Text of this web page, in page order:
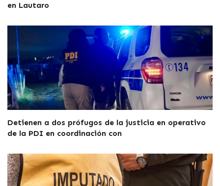
en Lautaro
Detienen a dos prófugos de la justicia en operativo
de la PDI en coordinación con